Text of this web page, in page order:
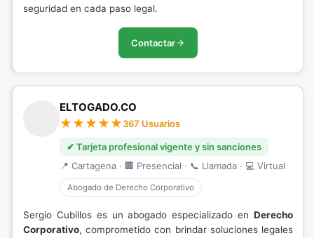
seguridad en cada paso legal.
Contactar
ELTOGADO.CO
367 Usuarios
✔ Tarjeta profesional vigente y sin sanciones
📍 Cartagena · 🏢 Presencial · 📞 Llamada · 💻 Virtual
Abogado de Derecho Corporativo
Sergio Cubillos es un abogado especializado en Derecho
Corporativo, comprometido con brindar soluciones legales